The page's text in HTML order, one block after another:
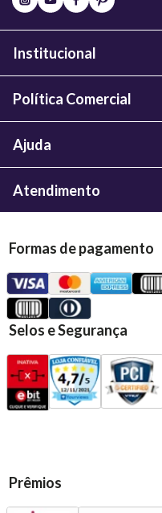
Institucional
Política Comercial
Ajuda
Atendimento
Formas de pagamento
Selos e Segurança
Prêmios